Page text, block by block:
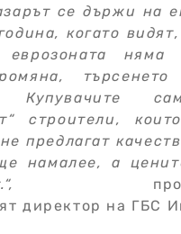
се държи на
когато
еврозоната
Купувачите
строители,
предлагат
намалее, а
,
директор на ГБС